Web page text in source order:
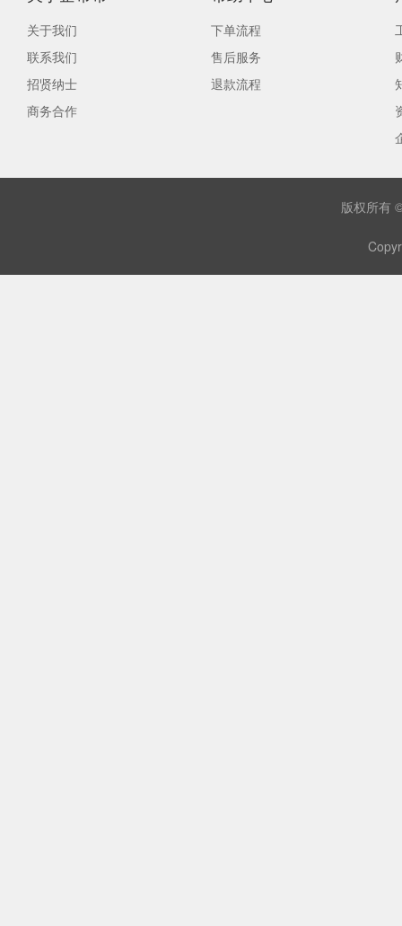
关于我们
联系我们
招贤纳士
商务合作
下单流程
售后服务
退款流程
版权所有